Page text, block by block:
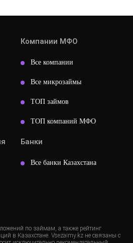
Компании МФО
Все компании
Все микрозаймы
ТОП займов
ТОП компаний МФО
Банки
Все банки Казахстана
по займам, а также рейтинг
в Казахстане. Vsezaimy.kz не связаны с